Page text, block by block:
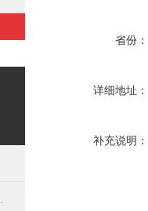
省份：
详细地址：
补充说明：